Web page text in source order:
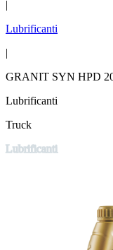
|
Lubrificanti
|
GRANIT SYN HPD
Lubrificanti
Truck
Lubrificanti